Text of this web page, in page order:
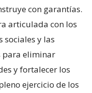
con garantías.
articulada con los
sociales y las
para eliminar
y fortalecer los
ejercicio de los